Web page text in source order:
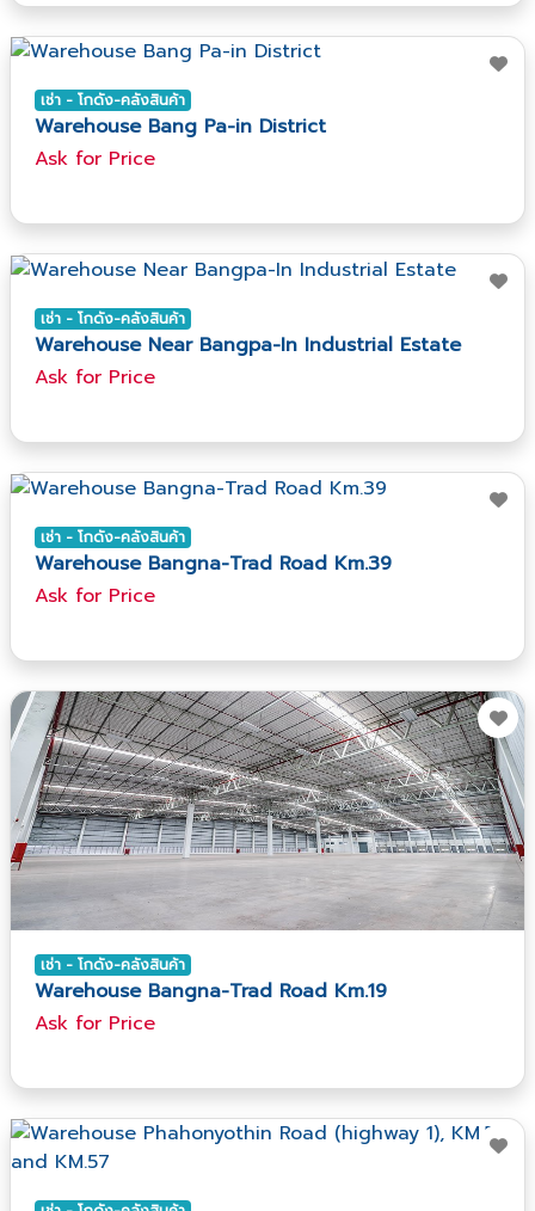
เช่า - โกดัง-คลังสินค้า
Warehouse Bang Pa-in District
Ask​ for​ Price
เช่า - โกดัง-คลังสินค้า
Warehouse Near Bangpa-In Industrial Estate
Ask​ for​ Price
เช่า - โกดัง-คลังสินค้า
Warehouse Bangna-Trad Road Km.39
Ask​ for​ Price
เช่า - โกดัง-คลังสินค้า
Warehouse Bangna-Trad Road Km.19
Ask​ for​ Price